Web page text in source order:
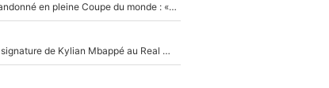
Didier Deschamps abandonné en pleine Coupe du monde : «La FFF était déjà passée à Zinedine Zidane»
«C'est une fierté» : La signature de Kylian Mbappé au Real Madrid continue de régaler l'Espagne